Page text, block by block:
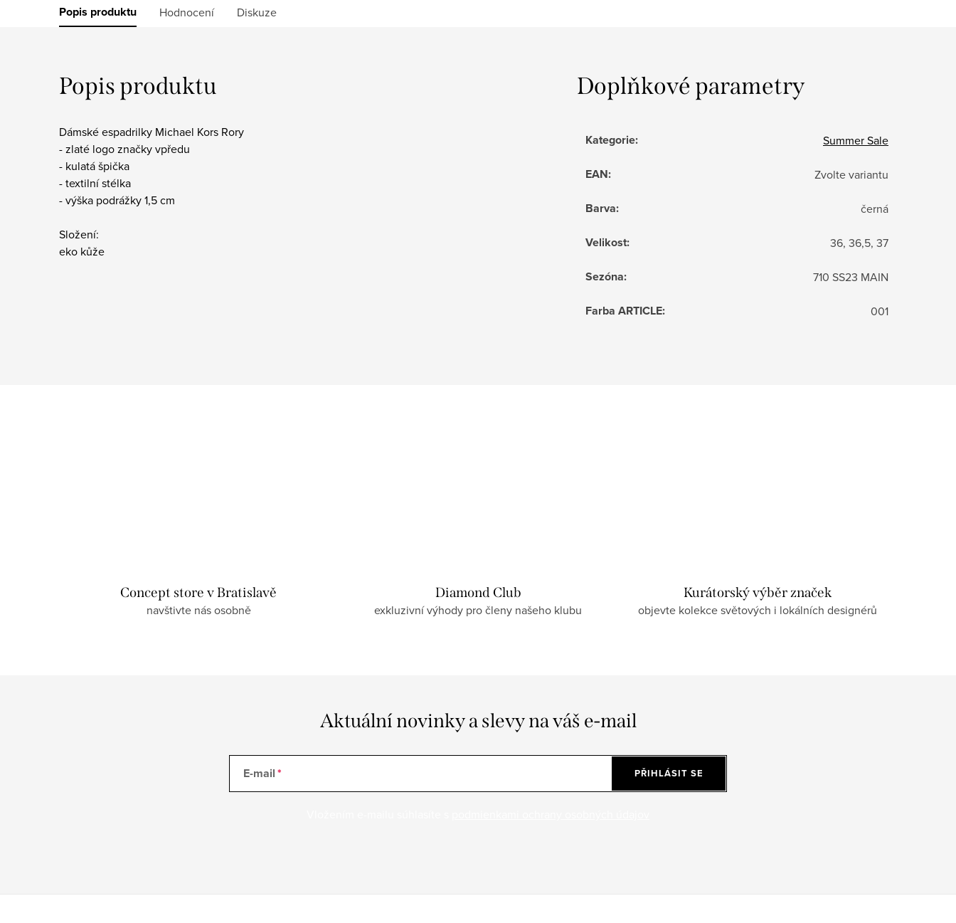
Popis produktu Hodnocení Diskuze
Popis produktu
Dámské espadrilky Michael Kors Rory
- zlaté logo značky vpředu
- kulatá špička
- textilní stélka
- výška podrážky 1,5 cm
Složení:
eko kůže
Doplňkové parametry
Kategorie: Summer Sale
EAN: Zvolte variantu
Barva: černá
Velikost: 36, 36,5, 37
Sezóna: 710 SS23 MAIN
Farba ARTICLE: 001
Concept store v Bratislavě
navštivte nás osobně
Diamond Club
exkluzivní výhody pro členy našeho klubu
Kurátorský výběr značek
objevte kolekce světových i lokálních designérů
Aktuální novinky a slevy na váš e-mail
E-mail PŘIHLÁSIT SE